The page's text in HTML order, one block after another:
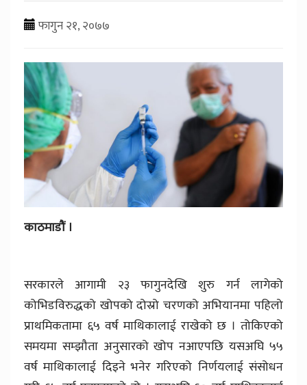
फागुन २१, २०७७
काठमाडौं ।
सरकारले आगामी २३ फागुनदेखि शुरु गर्न लागेको
कोभिडविरुद्धको खोपको दोस्रो चरणको अभियानमा पहिलो
प्राथमिकतामा ६५ वर्ष माथिकालाई राखेको छ । तोकिएको
समयमा सम्झौता अनुसारको खोप नआएपछि यसअघि ५५
वर्ष माथिकालाई दिइने भनेर गरिएको निर्णयलाई संसोधन